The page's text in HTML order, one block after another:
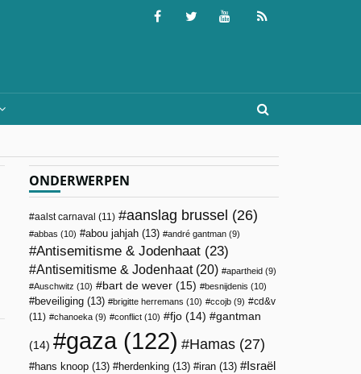
ONDERWERPEN
aalst carnaval (11) aanslag brussel (26)
abbas (10) abou jahjah (13) andré gantman (9)
Antisemitisme & Jodenhaat (23)
Antisemitisme & Jodenhaat(20) apartheid (9)
Auschwitz (10) bart de wever (15) besnijdenis (10)
beveiliging (13) brigitte herremans (10) ccojb (9)
cd&v
(11)
chanoeka (9) conflict (10) fjo (14) gantman
(14) gaza(122) Hamas (27)
hans knoop (13) herdenking (13) iran (13)
Israël